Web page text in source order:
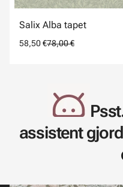
Salix Alba tapet
58,50 €78,00 €
assistent